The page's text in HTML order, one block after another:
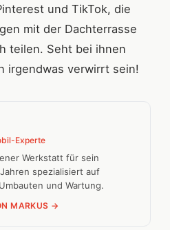
und TikTok, die
mit der Dachterrasse
teilen. Seht bei ihnen
irgendwas verwirrt sein!
Experte
Werkstatt für sein
spezialisiert auf
und Wartung.
MARKUS →